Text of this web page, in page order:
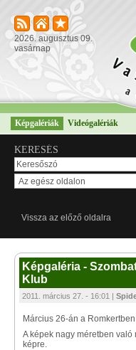
2026. augusztus 09.
vasárnap
Képgalériák Videógalériák
KERESÉS
Vissza az előző oldalra
Képgaléria -
Klub
2011. március 27. - 16:01 |
Március 26-án a
A képek nagy méretben
képre.